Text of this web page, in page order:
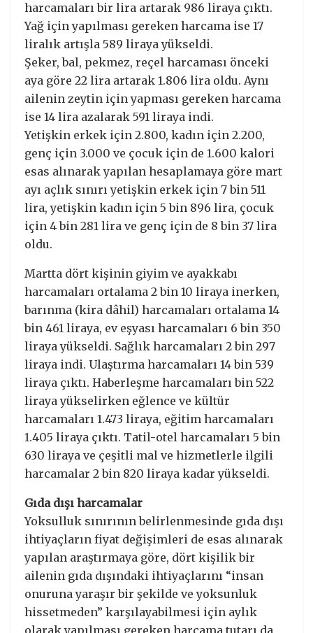
harcamaları bir lira artarak 986 liraya çıktı.
Yağ için yapılması gereken harcama ise 17
liralık artışla 589 liraya yükseldi.
Şeker, bal, pekmez, reçel harcaması önceki
aya göre 22 lira artarak 1.806 lira oldu. Aynı
ailenin zeytin için yapması gereken harcama
ise 14 lira azalarak 591 liraya indi.
Yetişkin erkek için 2.800, kadın için 2.200,
genç için 3.000 ve çocuk için de 1.600 kalori
esas alınarak yapılan hesaplamaya göre mart
ayı açlık sınırı yetişkin erkek için 7 bin 511
lira, yetişkin kadın için 5 bin 896 lira, çocuk
için 4 bin 281 lira ve genç için de 8 bin 37 lira
oldu.
Martta dört kişinin giyim ve ayakkabı
harcamaları ortalama 2 bin 10 liraya inerken,
barınma (kira dâhil) harcamaları ortalama 14
bin 461 liraya, ev eşyası harcamaları 6 bin 350
liraya yükseldi. Sağlık harcamaları 2 bin 297
liraya indi. Ulaştırma harcamaları 14 bin 539
liraya çıktı. Haberleşme harcamaları bin 522
liraya yükselirken eğlence ve kültür
harcamaları 1.473 liraya, eğitim harcamaları
1.405 liraya çıktı. Tatil-otel harcamaları 5 bin
630 liraya ve çeşitli mal ve hizmetlerle ilgili
harcamalar 2 bin 820 liraya kadar yükseldi.
Gıda dışı harcamalar
Yoksulluk sınırının belirlenmesinde gıda dışı
ihtiyaçların fiyat değişimleri de esas alınarak
yapılan araştırmaya göre, dört kişilik bir
ailenin gıda dışındaki ihtiyaçlarını “insan
onuruna yaraşır bir şekilde ve yoksunluk
hissetmeden” karşılayabilmesi için aylık